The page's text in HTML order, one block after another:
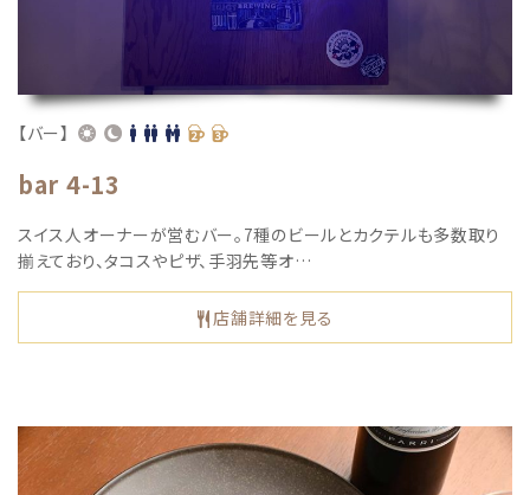
【バー】
bar 4-13
スイス人オーナーが営むバー。7種のビールとカクテルも多数取り
揃えており、タコスやピザ、手羽先等オ…
店舗詳細を見る